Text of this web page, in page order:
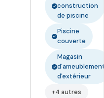
renovation
de piscine
font partie
de nos
services.
Prenez
contact.
construction
de piscine
Piscine
couverte
Magasin
d'ameublement
d'extérieur
+4 autres